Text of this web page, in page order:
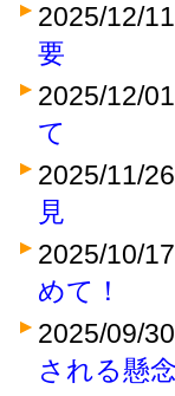
2025/12/
要
2025/12/
て
2025/11/
見
2025/10/
めて！
2025/09/
される懸